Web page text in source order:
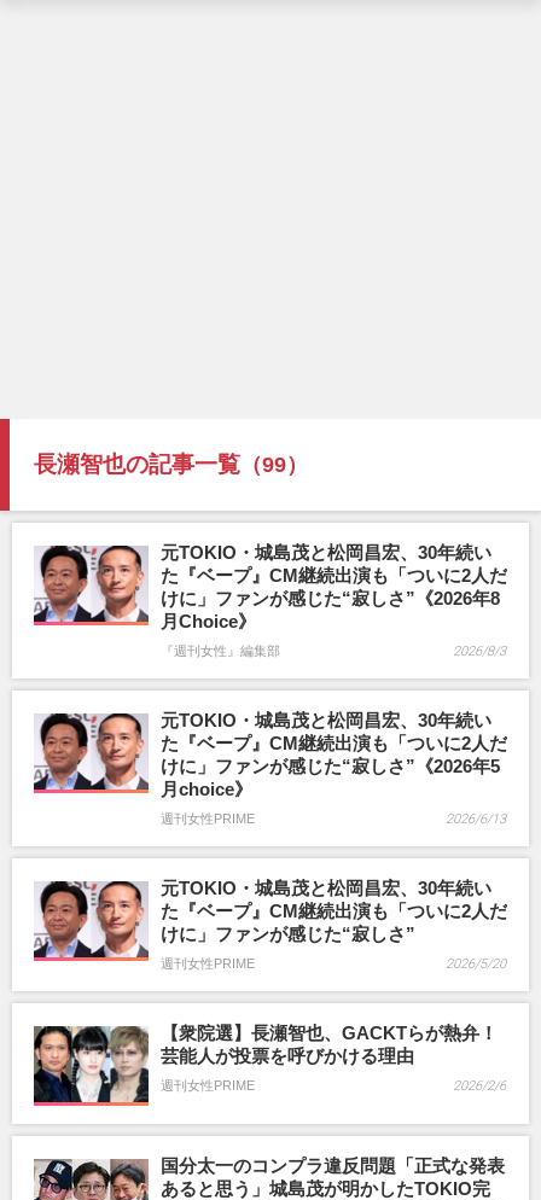
長瀬智也の記事一覧 （99）
元TOKIO・城島茂と松岡昌宏、30年続い
た『ベープ』CM継続出演も「ついに2人だ
けに」ファンが感じた“寂しさ”《2026年8
月Choice》
『週刊女性』編集部 2026/8/3
元TOKIO・城島茂と松岡昌宏、30年続い
た『ベープ』CM継続出演も「ついに2人だ
けに」ファンが感じた“寂しさ”《2026年5
月choice》
週刊女性PRIME 2026/6/13
元TOKIO・城島茂と松岡昌宏、30年続い
た『ベープ』CM継続出演も「ついに2人だ
けに」ファンが感じた“寂しさ”
週刊女性PRIME 2026/5/20
【衆院選】長瀬智也、GACKTらが熱弁！
芸能人が投票を呼びかける理由
週刊女性PRIME 2026/2/6
国分太一のコンプラ違反問題「正式な発表
あると思う」城島茂が明かしたTOKIO完